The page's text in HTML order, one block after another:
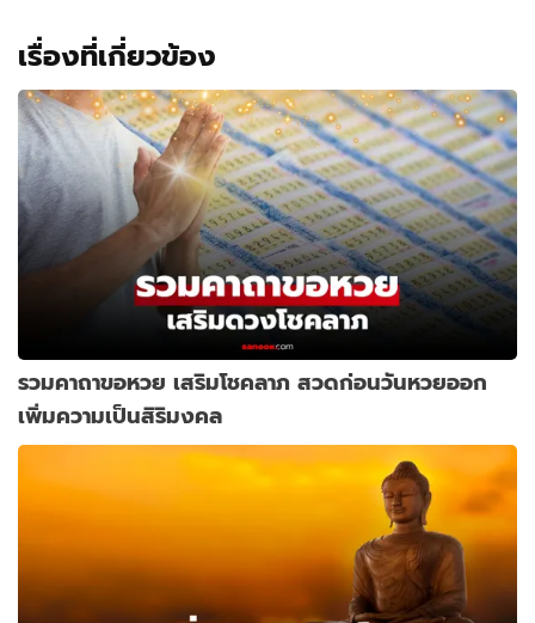
เรื่องที่เกี่ยวข้อง
รวมคาถาขอหวย เสริมโชคลาภ สวดก่อนวันหวยออก
เพิ่มความเป็นสิริมงคล